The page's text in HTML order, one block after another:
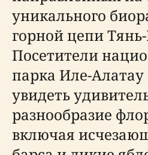
уникального
горной цепи
Посетители
парка Иле-
увидеть
разнообразие
включая